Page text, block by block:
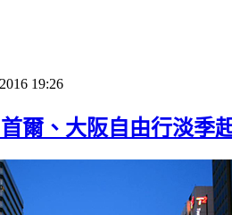
2016 19:26
爾、大阪自由行淡季